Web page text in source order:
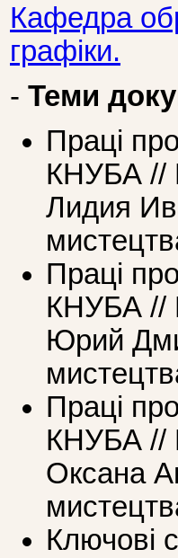
Кафедра
графіки.
- Теми
Праці
КНУБА //
Лидия
Праці
КНУБА //
Юрий
Праці
КНУБА //
Оксана
Ключові